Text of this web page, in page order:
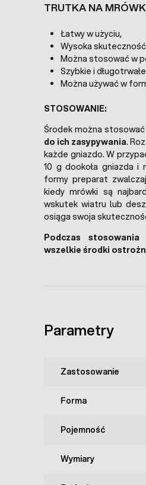
TRUTKA NA
Łatwy w użyciu,
Wysoka
Można stosować w
Szybkie i
Można używać w
STOSOWANIE:
Środek można stosować
do ich zasypywania.
każde gniazdo. W
10 g dookoła gniazda i
formy preparat
kiedy mrówki są
wskutek wiatru lub
osiąga swoja
Podczas
wszelkie środki
Parametry
Zastosowanie
Forma
Pojemność
Wymiary